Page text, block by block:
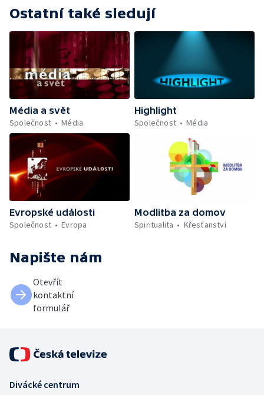
Ostatní také sledují
Média a svět
Společnost
Média
Highlight
Společnost
Média
Evropské události
Společnost
Evropa
Modlitba za domov
Spiritualita
Křesťanství
Napište nám
Otevřít
kontaktní
formulář
Divácké centrum